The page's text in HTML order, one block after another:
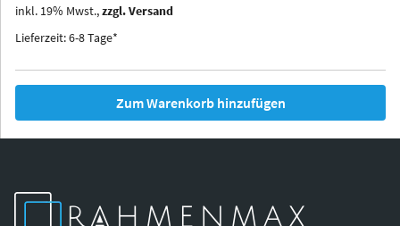
Iowa
inkl. 19% Mwst.,zzgl. Versand
Lieferzeit: 6-8 Tage*
Zum Warenkorb hinzufügen